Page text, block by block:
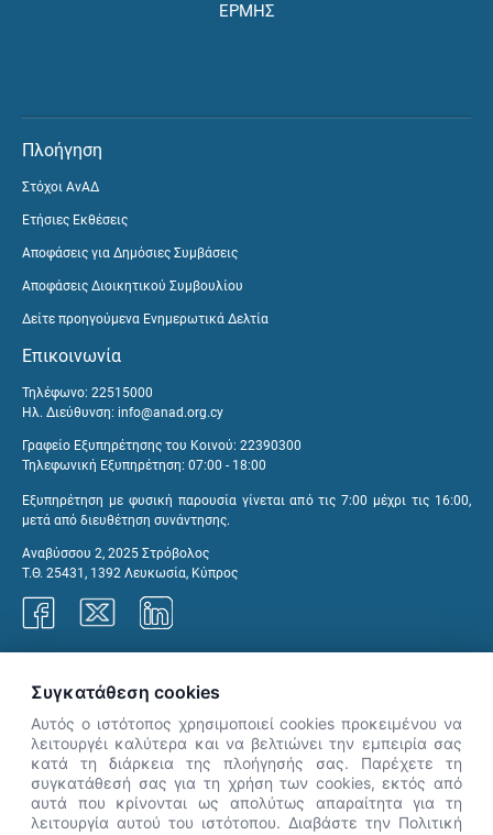
ΕΡΜΗΣ
Πλοήγηση
Στόχοι ΑνΑΔ
Ετήσιες Εκθέσεις
Αποφάσεις για Δημόσιες Συμβάσεις
Αποφάσεις Διοικητικού Συμβουλίου
Δείτε προηγούμενα Ενημερωτικά Δελτία
Επικοινωνία
Τηλέφωνο: 22515000
Ηλ. Διεύθυνση: info@anad.org.cy
Γραφείο Εξυπηρέτησης του Κοινού: 22390300
Τηλεφωνική Εξυπηρέτηση: 07:00 - 18:00
Εξυπηρέτηση με φυσική παρουσία γίνεται από τις 7:00 μέχρι τις 16:00,
μετά από διευθέτηση συνάντησης.
Αναβύσσου 2, 2025 Στρόβολος
Τ.Θ. 25431, 1392 Λευκωσία, Κύπρος
👋 Καλώς ήρθες! Είμαι η Νόησις.
Πες μου πώς μπορώ να σε βοηθήσω
Συγκατάθεση cookies
Αυτός ο ιστότοπος χρησιμοποιεί cookies προκειμένου να
λειτουργέι καλύτερα και να βελτιώνει την εμπειρία σας
κατά τη διάρκεια της πλοήγησής σας. Παρέχετε τη
συγκατάθεσή σας για τη χρήση των cookies, εκτός από
αυτά που κρίνονται ως απολύτως απαραίτητα για τη
λειτουργία αυτού του ιστότοπου. Διαβάστε την Πολιτική